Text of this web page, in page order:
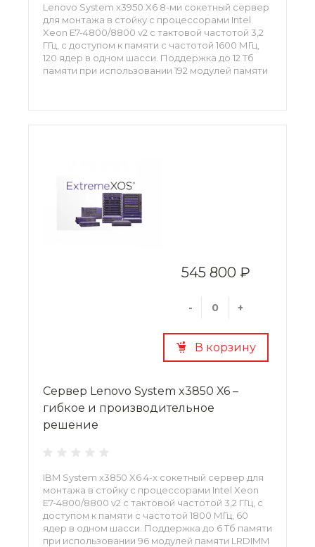
Lenovo System x3950 X6 8-ми сокетный сервер
для монтажа в стойку с процессорами Intel
Xeon E7-4800/8800 v2 с тактовой частотой 3,2
ГГц, с доступом к памяти с частотой 1600 МГц,
120 ядер в одном шасси. Поддержка до 12 Тб
памяти при использовании 192 модулей памяти
545 800 ₽
- +
В корзину
Сервер Lenovo System x3850 X6 –
гибкое и производительное
решение
IBM System x3850 X6 4-х сокетный сервер для
монтажа в стойку с процессорами Intel Xeon
E7-4800/8800 v2 с тактовой частотой 3,2 ГГц, с
доступом к памяти с частотой 1800 МГц, 60
ядер в одном шасси. Поддержка до 6 Тб памяти
при использовании 96 модулей памяти LRDIMM